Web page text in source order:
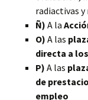
radiactivas y
Ñ) A la
O) A las
directa a
P) A las
de
empleo